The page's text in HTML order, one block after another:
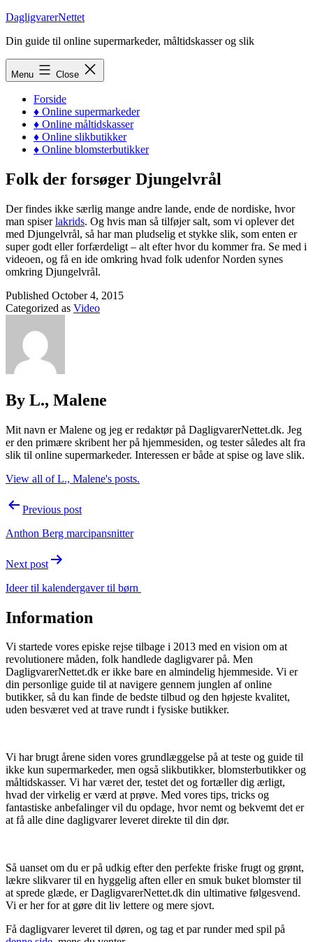
Skip
content
DagligvarerNettet
Din guide til online supermarkeder, måltidskasser og slik
Menu Close
Forside
♦ Online supermarkeder
♦ Online måltidskasser
♦ Online slikbutikker
♦ Online blomsterbutikker
Folk der forsøger Djungelvrål
Der findes ikke særlig mange andre lande, ende de nordiske, hvor
man spiserlakrids. Og hvis man så tilføjer salt, som vi oplever det
med Djungelvrål, så har man pludselig et stykke slik, som enten er
super godt eller forfærdeligt – alt efter hvor du kommer fra. Se med i
videoen, og få en ide omkring hvad folk udenfor Norden synes
omkring Djungelvrål.
Published October 4, 2015
Categorized as Video
By L., Malene
Mit navn er Malene og jeg er redaktør på DagligvarerNettet.dk. Jeg
er den primære skribent her på hjemmesiden, og tester således alt fra
slik til online supermarkeder. Interessen er både at spise og lave slik.
View all of L., Malene's posts.
PostPrevious post
Anthon Berg marcipansnitter
Next post
Ideer til kalendergaver til børn
Information
Vi startede vores episke rejse tilbage i 2013 med en vision om at
revolutionere måden, folk handlede dagligvarer på. Men
DagligvarerNettet.dk er ikke bare en almindelig hjemmeside. Vi er
din personlige guide til at navigere gennem junglen af online
butikker, så du kan finde de bedste tilbud og den højeste kvalitet,
uden besværet ved at trave rundt i fysiske butikker.
Vi har brugt årene siden vores grundlæggelse på at teste og guide til
ikke kun supermarkeder, men også slikbutikker, blomsterbutikker og
måltidskasser. Vi har været der, testet det og fortæller dig ærligt,
hvad der virkelig er værd at prøve. Med vores tips, tricks og
fantastiske anbefalinger vil du opdage, hvor nemt og bekvemt det er
at få alle dine dagligvarer leveret direkte til din dør.
Så uanset om du er på udkig efter den perfekte friske frugt og grønt,
lækre slikvarer til en hyggelig aften eller en smuk buket blomster til
at sprede glæde, er DagligvarerNettet.dk din ultimative følgesvend.
Vi er her for at gøre dit liv lettere og mere sjovt.
Få dagligvarer leveret til døren, og tag et par runder med spil på